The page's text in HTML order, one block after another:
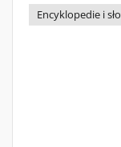
Encyklopedie i